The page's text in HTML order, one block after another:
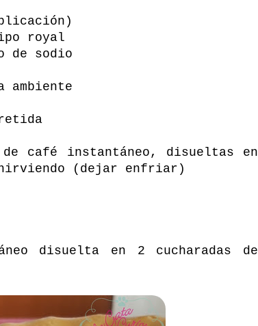
royal
de sodio
ambiente
de café instantáneo, disueltas en
hirviendo (dejar enfriar)
disuelta en 2 cucharadas de